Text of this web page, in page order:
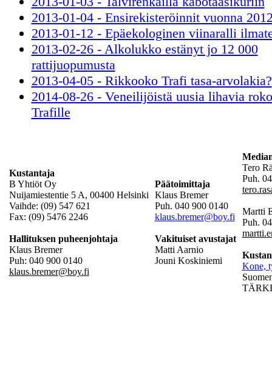
2013-01-04 - Ensirekisteröinnit vuonna
2013-01-12 - Epäekologinen viinaralli
2013-02-26 - Alkolukko estänyt jo 12 000
rattijuopumusta
2013-04-05 - Rikkooko Trafi tasa-arvolakia?
2014-08-26 - Veneilijöistä uusia lihavia
Trafille
Kustantaja
B Yhtiöt Oy
Nuijamiestentie 5 A, 00400 Helsinki
Vaihde: (09) 547 621
Fax: (09) 5476 2246
Hallituksen puheenjohtaja
Klaus Bremer
Puh: 040 900 0140
klaus.bremer@boy.fi
Päätoimittaja
Klaus Bremer
Puh. 040 900 0140
klaus.bremer@boy.fi
Vakituiset avustajat
Matti Aarnio
Jouni Koskiniemi
Tero
Puh.
Martti
Puh.
Kone,